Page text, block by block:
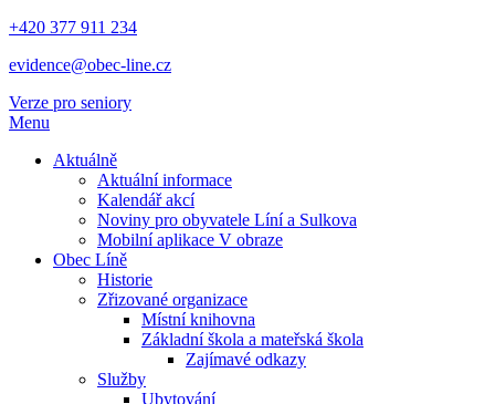
+420 377 911 234
evidence@obec-line.cz
Verze pro seniory
Menu
Aktuálně
Aktuální informace
Kalendář akcí
Noviny pro obyvatele Líní a Sulkova
Mobilní aplikace V obraze
Obec Líně
Historie
Zřizované organizace
Místní knihovna
Základní škola a mateřská škola
Zajímavé odkazy
Služby
Ubytování